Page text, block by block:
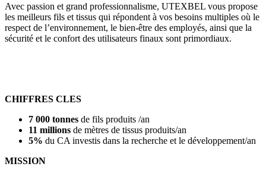
Avec passion et grand professionnalisme, UTEXBEL vous propose
les meilleurs fils et tissus qui répondent à vos besoins multiples où le
respect de l’environnement, le bien-être des employés, ainsi que la
sécurité et le confort des utilisateurs finaux sont primordiaux.
CHIFFRES CLES
7 000 tonnes de fils produits /an
11 millions de mètres de tissus produits/an
5% du CA investis dans la recherche et le développement/an
MISSION